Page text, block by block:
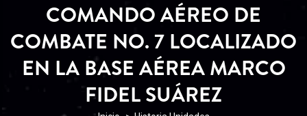
COMANDO AÉREO DE
COMBATE NO. 7 LOCALIZADO
EN LA BASE AÉREA MARCO
FIDEL SUÁREZ